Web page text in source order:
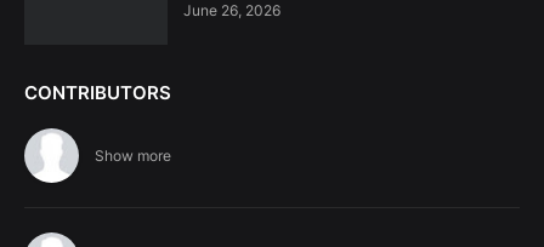
June 26, 2026
CONTRIBUTORS
Show more